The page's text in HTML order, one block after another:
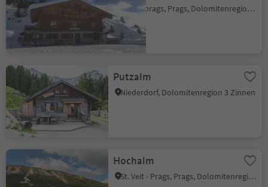
Ausserprags, Prags, Dolomitenregion 3 Zinnen
Putzalm
Niederdorf, Dolomitenregion 3 Zinnen
Hochalm
St. Veit - Prags, Prags, Dolomitenregion 3 Zinnen